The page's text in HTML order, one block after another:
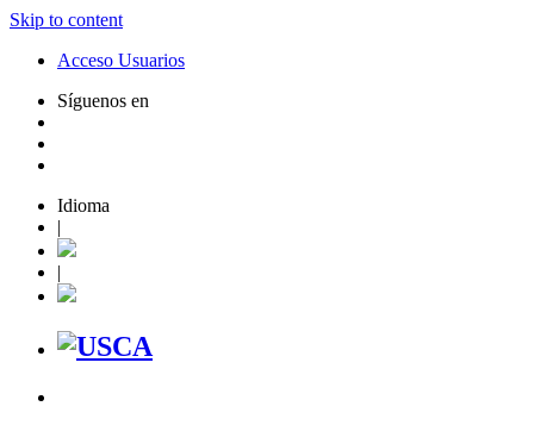
Skip to content
Acceso Usuarios
Síguenos en
Idioma
|
|